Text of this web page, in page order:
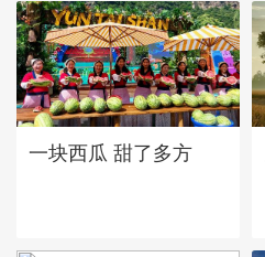
一块西瓜 甜了多方